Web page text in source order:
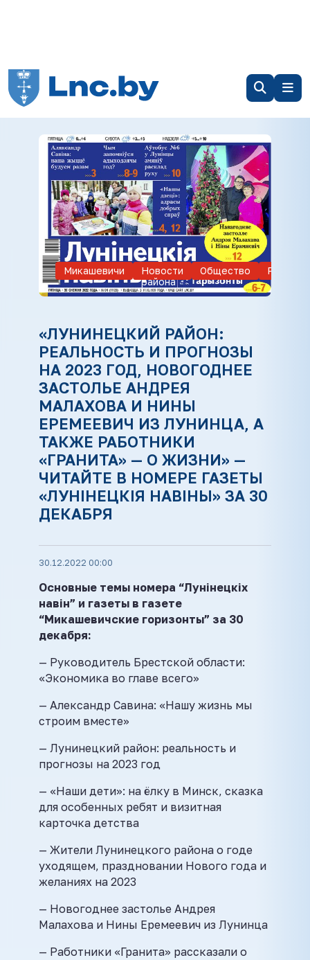
Микашевичи
Новости
района
Общество Реклама
«ЛУНИНЕЦКИЙ РАЙОН:
РЕАЛЬНОСТЬ И ПРОГНОЗЫ
НА 2023 ГОД, НОВОГОДНЕЕ
ЗАСТОЛЬЕ АНДРЕЯ
МАЛАХОВА И НИНЫ
ЕРЕМЕЕВИЧ ИЗ ЛУНИНЦА, А
ТАКЖЕ РАБОТНИКИ
«ГРАНИТА» — О ЖИЗНИ» —
ЧИТАЙТЕ В НОМЕРЕ ГАЗЕТЫ
«ЛУНІНЕЦКІЯ НАВІНЫ» ЗА 30
ДЕКАБРЯ
30.12.2022 00:00
Основные темы номера “Лунінецкіх
навін” и газеты в газете
“Микашевичские горизонты” за 30
декабря:
— Руководитель Брестской области:
«Экономика во главе всего»
— Александр Савина: «Нашу жизнь мы
строим вместе»
— Лунинецкий район: реальность и
прогнозы на 2023 год
— «Наши дети»: на ёлку в Минск, сказка
для особенных ребят и визитная
карточка детства
— Жители Лунинецкого района о годе
уходящем, праздновании Нового года и
желаниях на 2023
— Новогоднее застолье Андрея
Малахова и Нины Еремеевич из Лунинца
— Работники «Гранита» рассказали о